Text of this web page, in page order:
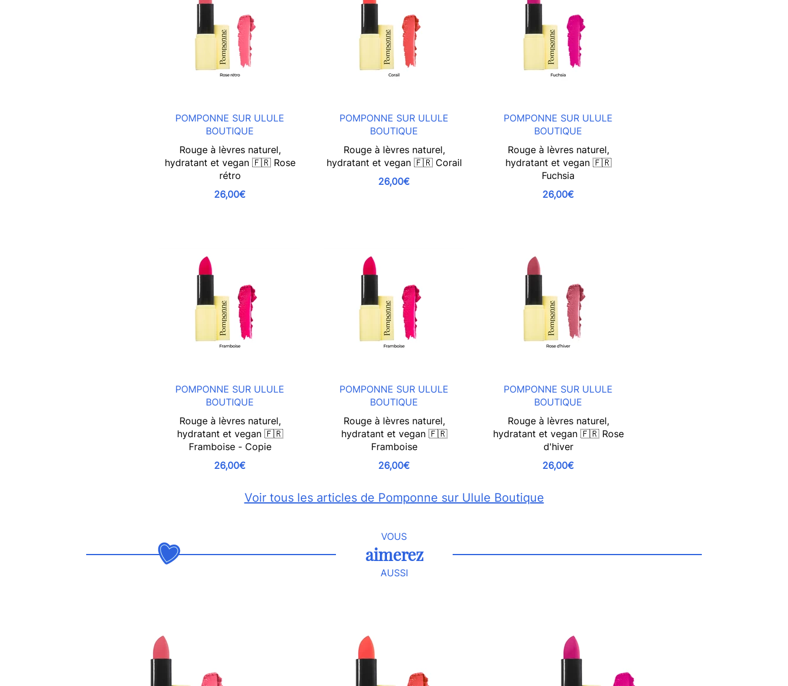
POMPONNE SUR ULULE
BOUTIQUE
Rouge à lèvres naturel,
hydratant et vegan 🇫🇷 Rose
rétro
26,00€
POMPONNE SUR ULULE
BOUTIQUE
Rouge à lèvres naturel,
hydratant et vegan 🇫🇷 Corail
26,00€
POMPONNE SUR ULULE
BOUTIQUE
Rouge à lèvres naturel,
hydratant et vegan 🇫🇷
Fuchsia
26,00€
POMPONNE SUR ULULE
BOUTIQUE
Rouge à lèvres naturel,
hydratant et vegan 🇫🇷
Framboise - Copie
26,00€
POMPONNE SUR ULULE
BOUTIQUE
Rouge à lèvres naturel,
hydratant et vegan 🇫🇷
Framboise
26,00€
POMPONNE SUR ULULE
BOUTIQUE
Rouge à lèvres naturel,
hydratant et vegan 🇫🇷 Rose
d'hiver
26,00€
Voir tous les articles de Pomponne sur Ulule Boutique
VOUS
aimerez
AUSSI